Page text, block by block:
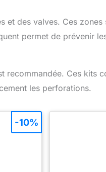
et des valves. Ces
permet de prévenir
recommandée. Ces kits
les perforations.
-10%